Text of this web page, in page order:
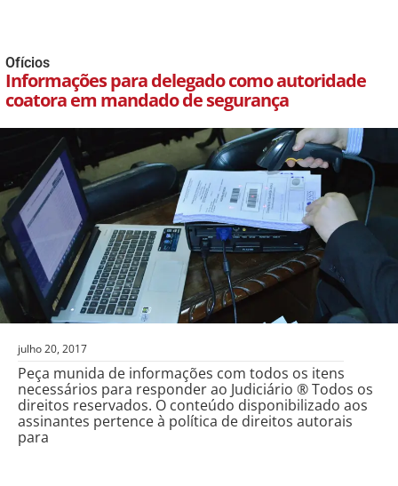
Ofícios
Informações para delegado como autoridade
coatora em mandado de segurança
julho 20, 2017
Peça munida de informações com todos os itens
necessários para responder ao Judiciário ® Todos os
direitos reservados. O conteúdo disponibilizado aos
assinantes pertence à política de direitos autorais
para